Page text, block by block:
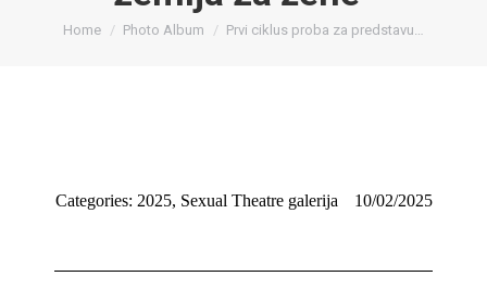
You are here:
Home Photo Album Prvi ciklus proba za predstavu…
Categories: 2025, Sexual Theatre galerija 10/02/2025